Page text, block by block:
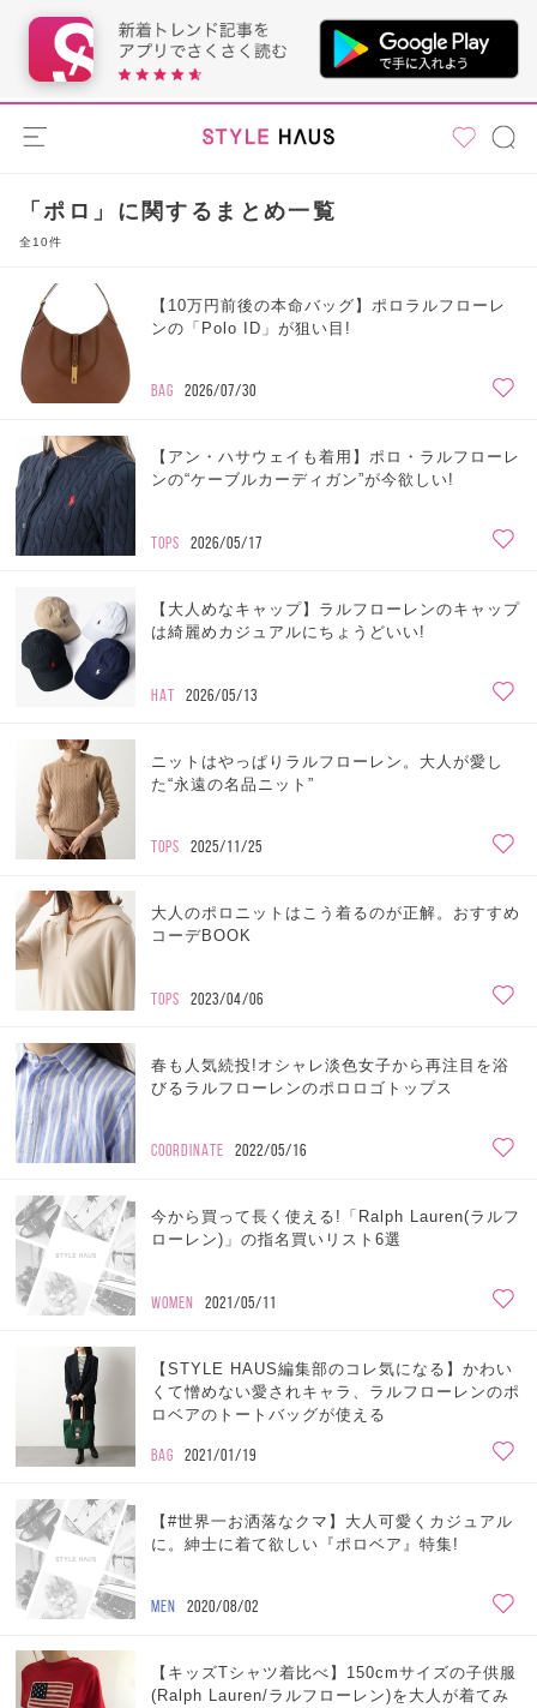
「ポロ」に関するまとめ一覧
全10件
【10万円前後の本命バッグ】ポロラルフローレ
ンの「Polo ID」が狙い目!
BAG 2026/07/30
【アン・ハサウェイも着用】ポロ・ラルフローレ
ンの“ケーブルカーディガン”が今欲しい!
TOPS 2026/05/17
【大人めなキャップ】ラルフローレンのキャップ
は綺麗めカジュアルにちょうどいい!
HAT 2026/05/13
ニットはやっぱりラルフローレン。大人が愛し
た“永遠の名品ニット”
TOPS 2025/11/25
大人のポロニットはこう着るのが正解。おすすめ
コーデBOOK
TOPS 2023/04/06
春も人気続投!オシャレ淡色女子から再注目を浴
びるラルフローレンのポロロゴトップス
COORDINATE 2022/05/16
今から買って長く使える!「Ralph Lauren(ラルフ
ローレン)」の指名買いリスト6選
WOMEN 2021/05/11
【STYLE HAUS編集部のコレ気になる】かわい
くて憎めない愛されキャラ、ラルフローレンのポ
ロベアのトートバッグが使える
BAG 2021/01/19
【#世界一お洒落なクマ】大人可愛くカジュアル
に。紳士に着て欲しい『ポロベア』特集!
MEN 2020/08/02
【キッズTシャツ着比べ】150cmサイズの子供服
(Ralph Lauren/ラルフローレン)を大人が着てみ